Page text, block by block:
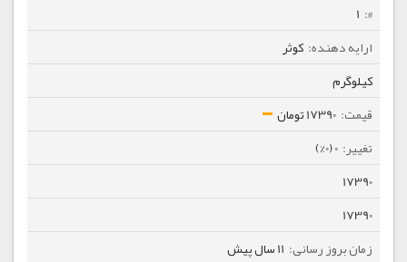
1
کوثر
کیلوگرم
17390 تومان
0 (0%)
17390
17390
11 سال پیش